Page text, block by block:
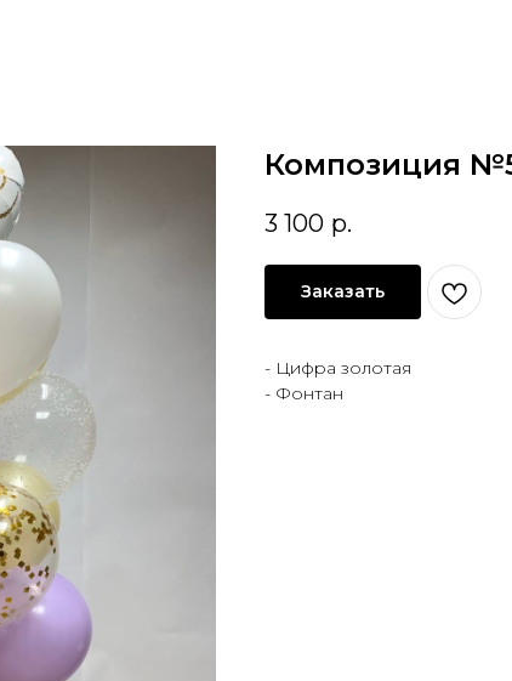
Композиция
3 100 р.
Заказать
- Цифра золотая
- Фонтан